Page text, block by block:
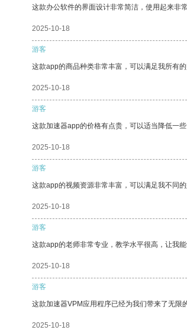
这款办公软件的界面设计非常简洁，使用起来非
2025-10-18
游客
这款app的商品种类非常丰富，可以满足我所有的
2025-10-18
游客
这款加速器app的价格有点贵，可以适当降低一些
2025-10-18
游客
这款app的视频资源非常丰富，可以满足我不同的
2025-10-18
游客
这款app的老师非常专业，教学水平很高，让我能
2025-10-18
游客
这款加速器VPM应用程序已经为我们带来了无限
2025-10-18